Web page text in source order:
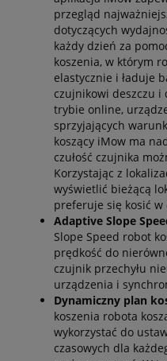
przegląd
dotyczących
każdy dzień za
koszenia, w którym
elastycznie i ładuje
czujnikowi deszczu i
trybie online,
sprzyjających
koszący iMow ma
czułość czujnika
Korzystając z
wyświetlić bieżącą
preferuje się kosić w
Adaptive Slope
Slope Speed robot
prędkość do
czujnik przechyłu
urządzenia i
Dynamiczny plan
koszenia robota
wykorzystać do
czasowych dla